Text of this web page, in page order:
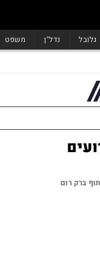
גלובל נדל"ן משפט
ברק רום